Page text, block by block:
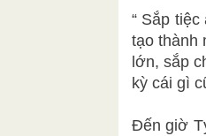
“ Sắp
tạo thành
lớn, sắp
kỳ cái gì
Đến giờ